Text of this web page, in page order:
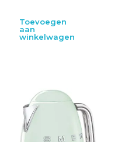
Toevoegen
aan
winkelwagen